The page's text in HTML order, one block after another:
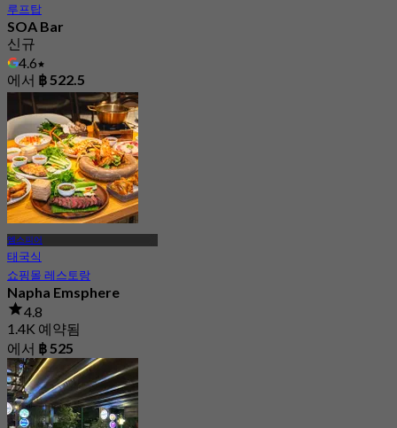
루프탑
SOA Bar
신규
4.6
에서 ฿ 522.5
엠스피어
태국식
쇼핑몰 레스토랑
Napha Emsphere
4.8
1.4K 예약됨
에서 ฿ 525